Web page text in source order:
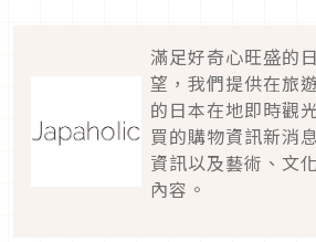
滿足好奇心旺盛的
望，我們提供在旅
的日本在地即時觀
買的購物資訊新消
資訊以及藝術、文
內容。